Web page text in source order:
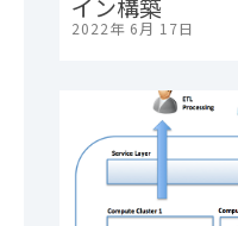
イン構築
2022年 6月 17日